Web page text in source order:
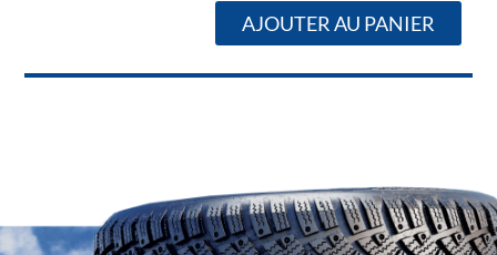
AJOUTER AU PANIER